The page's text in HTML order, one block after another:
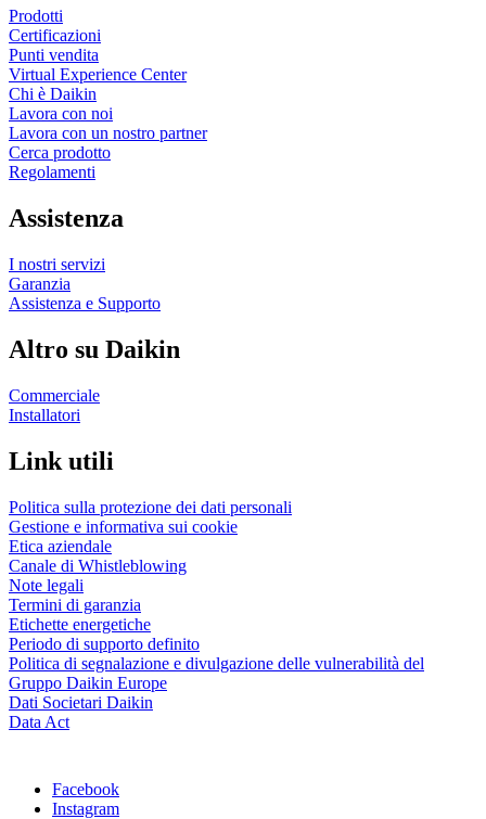
Prodotti
Certificazioni
Punti vendita
Virtual Experience Center
Chi è Daikin
Lavora con noi
Lavora con un nostro partner
Cerca prodotto
Regolamenti
Assistenza
I nostri servizi
Garanzia
Assistenza e Supporto
Altro su Daikin
Commerciale
Installatori
Link utili
Politica sulla protezione dei dati personali
Gestione e informativa sui cookie
Etica aziendale
Canale di Whistleblowing
Note legali
Termini di garanzia
Etichette energetiche
Periodo di supporto definito
Politica di segnalazione e divulgazione delle vulnerabilità del
Gruppo Daikin Europe
Dati Societari Daikin
Data Act
Facebook
Instagram